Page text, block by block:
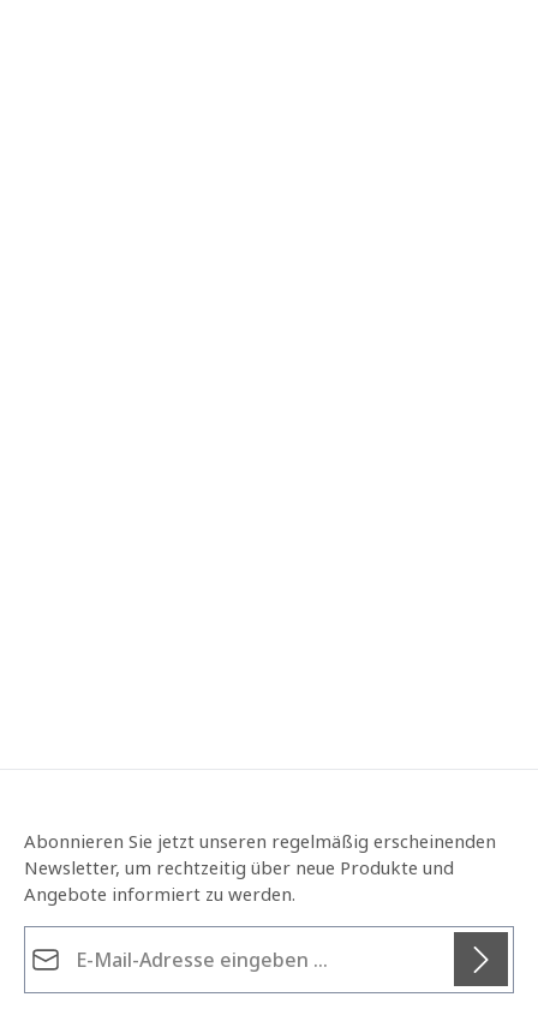
Abonnieren Sie jetzt unseren regelmäßig erscheinenden
Newsletter, um rechtzeitig über neue Produkte und
Angebote informiert zu werden.